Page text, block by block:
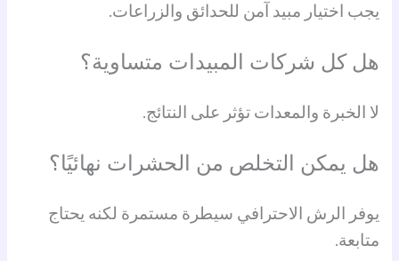
يجب اختيار مبيد آمن للحدائق والزراعات.
هل كل شركات المبيدات متساوية؟
لا الخبرة والمعدات تؤثر على النتائج.
هل يمكن التخلص من الحشرات نهائيًا؟
يوفر الرش الاحترافي سيطرة مستمرة لكنه يحتاج
متابعة.